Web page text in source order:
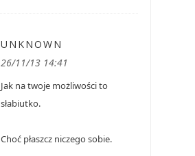
UNKNOWN
26/11/13 14:41
Jak na twoje możliwości to
słabiutko.
Choć płaszcz niczego sobie.